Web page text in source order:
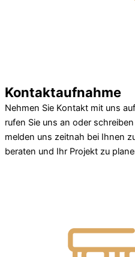
Kontaktaufnahme
Nehmen Sie Kontakt mit uns
rufen Sie uns an oder
melden uns zeitnah bei Ihnen
beraten und Ihr Projekt zu